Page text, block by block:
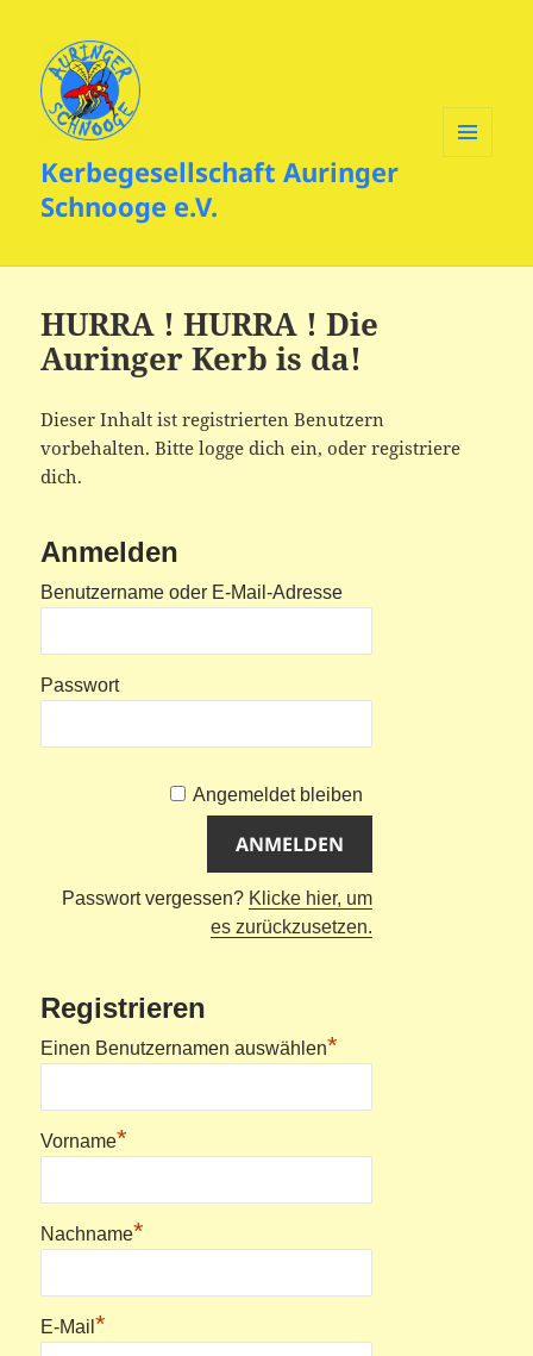
Kerbegesellschaft Auringer
Schnooge e.V.
HURRA ! HURRA ! Die
Auringer Kerb is da!
Dieser Inhalt ist registrierten Benutzern
vorbehalten. Bitte logge dich ein, oder registriere
dich.
Anmelden
Benutzername oder E-Mail-Adresse
Passwort
Angemeldet bleiben
Passwort vergessen? Klicke hier, um
es zurückzusetzen.
Registrieren
Einen Benutzernamen auswählen*
Vorname*
Nachname*
E-Mail*